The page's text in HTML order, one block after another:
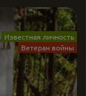
Известная личность
Ветеран войны